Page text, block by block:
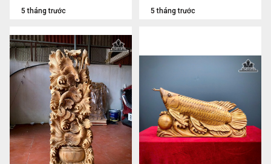
5 tháng trước 5 tháng trước